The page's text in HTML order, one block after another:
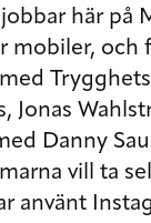
här på
mobiler, och
Jonas
Danny
vill ta
använt